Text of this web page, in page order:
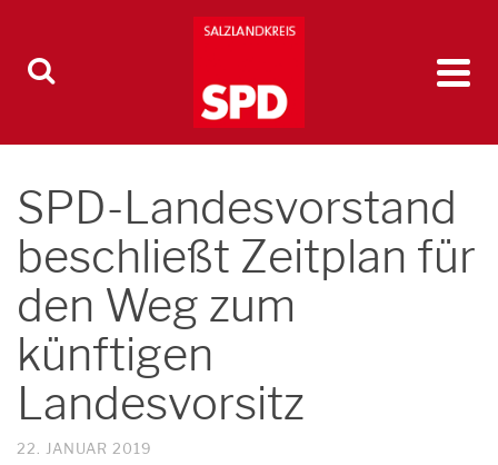
SPD-Landesvorstand
beschließt Zeitplan für
den Weg zum
künftigen
Landesvorsitz
22. JANUAR 2019